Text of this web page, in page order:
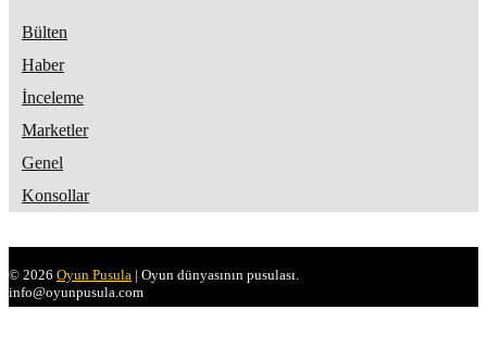
Bülten
Haber
İnceleme
Marketler
Genel
Konsollar
© 2026 Oyun Pusula | Oyun dünyasının pusulası.
info@oyunpusula.com